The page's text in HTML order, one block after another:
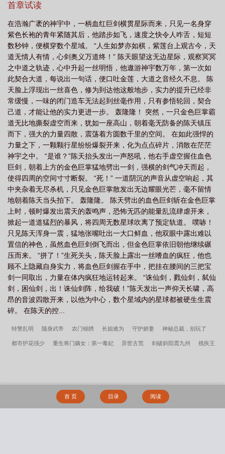
首章试读
在浩瀚广袤的神宇中，一柄血红巨剑横贯星际而来，只见一名身穿
紫色长袍的青年紧随其后，他踏步如飞，速度之快令人咋舌，短短
数秒钟，便横穿数个星域。 “人生如梦亦如棋，紫莲台上观古今，天
道无情人有情，心剑奥义万道终！” 陈天眼望这无边星际，观察冥冥
之中道之轨迹，心中升起一丝明悟，他遨游神宇数万年，第一次如
此契合大道，每说出一句话，便口吐金莲，大道之音经久不息。 陈
天脸上浮现出一丝喜色，修为到达他这般地步，实力的提升已经非
常缓慢，一味的闭门造车无法起到丝毫作用，只有参悟轮回，契合
己道，才能让他的实力更进一步。 轰隆隆！ 突然，一只金色巨掌霸
道无比地撕裂虚空而来，犹如一座高山，朝着毫无防备的陈天镇压
而下，强大的力量四散，震荡着方圆数千里的空间。 在如此强悍的
力量之下，一颗颗行星纷纷爆裂开来，化为点点碎片，消散在茫茫
神宇之中。 “是谁？”陈天抬头发出一声怒吼，他右手虚空握住血色
巨剑，朝着上方的金色巨掌猛地劈出一剑，强横的剑气冲天而起，
使得四周的空间寸寸断裂。 “死！” 一道阴沉的声音从虚空响起，其
中夹杂着无尽杀机，只见金色巨掌散发出无边耀眼光芒，毫不留情
地朝着陈天当头拍下。 轰隆隆。 陈天劈出的血色巨剑斩在金色巨掌
上时，顿时爆发出震天的轰鸣声，恐怖无匹的能量乱流肆虐开来，
掀起一道道猛烈的暴风，将四周无数星球吹离了预定轨道。 噗哧！
只见陈天浑身一震，猛地张嘴吐出一大口鲜血，他双眼中露出难以
置信的神色，虽然血色巨剑倒飞而出，但金色巨掌依旧朝他继续碾
压而来。 “拼了！”生死关头，陈天脸上露出一丝嗜血的疯狂，他也
顾不上隐藏自身实力，将血色巨剑握在手中，把挂在腰间的三把宝
剑一同取出，力量在体内疯狂地运转起来。 “诛仙剑，戮仙剑，弑仙
剑，困仙剑，出！诛仙剑阵，给我破！”陈天发出一声仰天长啸，高
昂的音波四散开来，以他为中心，数个星域内的星球都被硬生生震
碎。 在陈天的控...
特警乱明 随身武帝 农门锦绣 长姐难为 守护娇妻 神秘总裁，别玩了
都市护花强少 重生将门嫡女：第一毒妃 异世古荒 剑破斜阳震九州 残疾王
天才维修工 轩辕大宝 和清冷钓系omega结婚后杳杳一言番外完整
首 页 目录 阅读